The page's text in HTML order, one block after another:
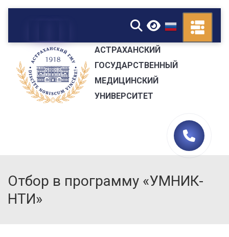
▼
АСТРАХАНСКИЙ
ГОСУДАРСТВЕННЫЙ
МЕДИЦИНСКИЙ
УНИВЕРСИТЕТ
Отбор в программу «УМНИК-
НТИ»